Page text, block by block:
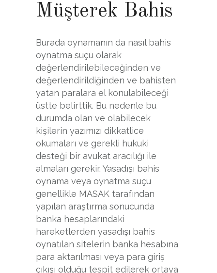
Müşterek Bahis
Burada oynamanın da nasıl bahis
oynatma suçu olarak
değerlendirilebileceğinden ve
değerlendirildiğinden ve bahisten
yatan paralara el konulabileceği
üstte belirttik. Bu nedenle bu
durumda olan ve olabilecek
kişilerin yazımızı dikkatlice
okumaları ve gerekli hukuki
desteği bir avukat aracılığı ile
almaları gerekir. Yasadışı bahis
oynama veya oynatma suçu
genellikle MASAK tarafından
yapılan araştırma sonucunda
banka hesaplarındaki
hareketlerden yasadışı bahis
oynatılan sitelerin banka hesabına
para aktarılması veya para giriş
çıkışı olduğu tespit edilerek ortaya